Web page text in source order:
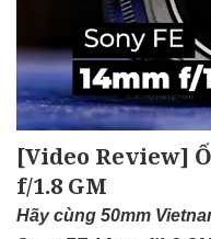
[Video Review]
f/1.8 GM
Hãy cùng 50mm